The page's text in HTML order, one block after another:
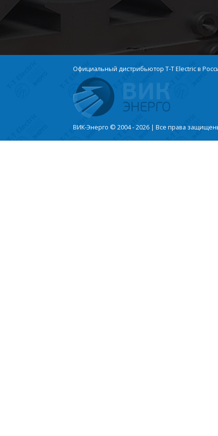
Официальный дистрибьютор T-T Electric в
ВИК-Энерго © 2004 - 2026 | Все права